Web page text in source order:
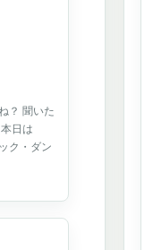
？ 聞いた
日は
ク・ダン